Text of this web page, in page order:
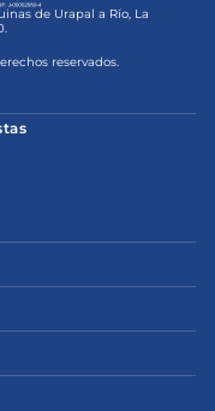
de Urapal a Río, La
reservados.